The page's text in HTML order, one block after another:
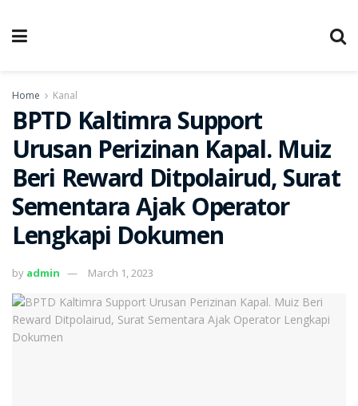
Home Kanal
BPTD Kaltimra Support
Urusan Perizinan Kapal. Muiz
Beri Reward Ditpolairud, Surat
Sementara Ajak Operator
Lengkapi Dokumen
by admin March 1, 2023